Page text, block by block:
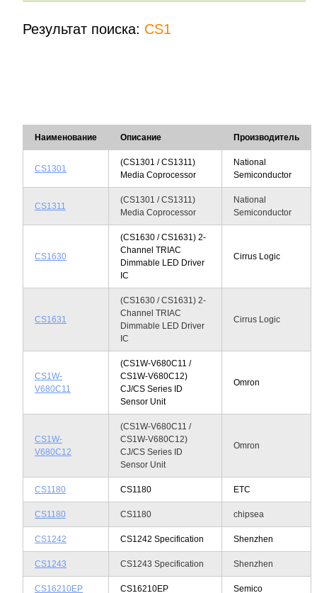
Результат поиска: CS1
Наименование Описание Производитель
CS1301
(CS1301 / CS1311)
Media Coprocessor
National
Semiconductor
CS1311
(CS1301 / CS1311)
Media Coprocessor
National
Semiconductor
CS1630
(CS1630 / CS1631) 2-
Channel TRIAC
Dimmable LED Driver
IC
Cirrus Logic
CS1631
(CS1630 / CS1631) 2-
Channel TRIAC
Dimmable LED Driver
IC
Cirrus Logic
CS1W-
V680C11
(CS1W-V680C11 /
CS1W-V680C12)
CJ/CS Series ID
Sensor Unit
Omron
CS1W-
V680C12
(CS1W-V680C11 /
CS1W-V680C12)
CJ/CS Series ID
Sensor Unit
Omron
CS1180 CS1180 ETC
CS1180 CS1180 chipsea
CS1242 CS1242 Specification Shenzhen
CS1243 CS1243 Specification Shenzhen
CS16210EP CS16210EP Semico